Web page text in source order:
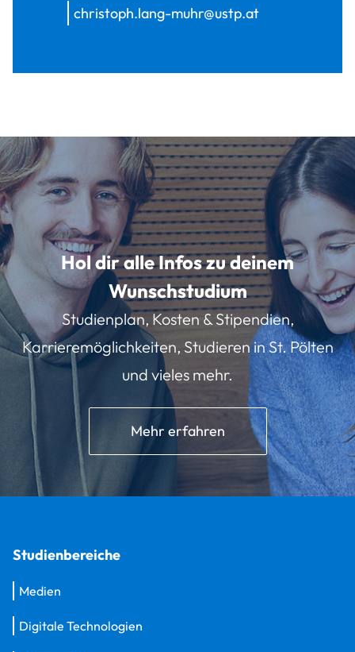
christoph.lang-muhr@ustp.at
Hol dir alle Infos zu deinem
Wunschstudium
Studienplan, Kosten & Stipendien,
Karrieremöglichkeiten, Studieren in St. Pölten
und vieles mehr.
Mehr erfahren
Studienbereiche
Medien
Digitale Technologien